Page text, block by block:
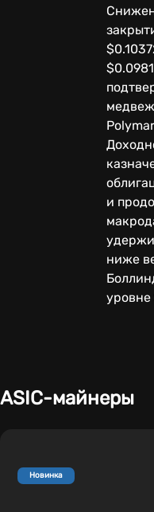
и
ниже
уровне
ASIC-майнеры
Новинка